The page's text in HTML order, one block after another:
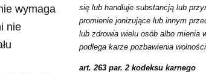
wymaga
nie
się lub handluje substancją lub
promienie jonizujące lub innym
lub zdrowia wielu osób albo mienia
podlega karze pozbawienia
art. 263 par. 2 kodeksu karnego